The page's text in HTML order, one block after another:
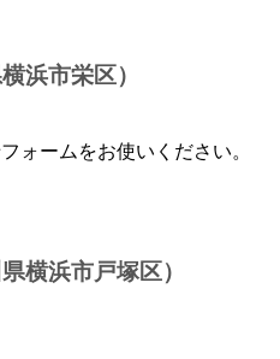
浜市栄区）
ォームをお使いください。
横浜市戸塚区）